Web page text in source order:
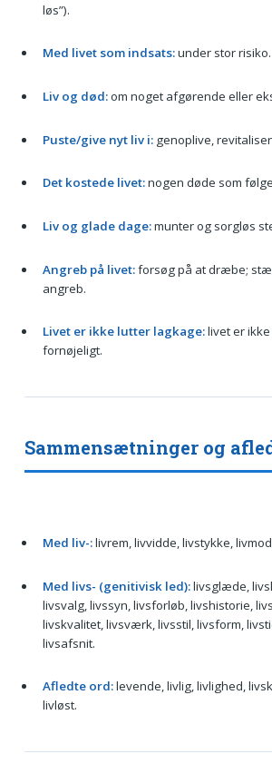
løs”).
Med livet som indsats:under stor risiko.
Liv og død:om noget afgørende eller
Puste/give nyt liv i:genoplive,
Det kostede livet:nogen døde som
Liv og glade dage:munter og sorgløs
Angreb på livet:forsøg på at dræbe;
angreb.
Livet er ikke lutter lagkage:livet er
fornøjeligt.
Sammensætninger og
Med liv-:livrem, livvidde, livstykke,
Med livs- (genitivisk led):livsglæde,
livsvalg, livssyn, livsforløb, livshistorie,
livskvalitet, livsværk, livsstil, livsform,
livsafsnit.
Afledte ord:levende, livlig, livlighed,
livløst.